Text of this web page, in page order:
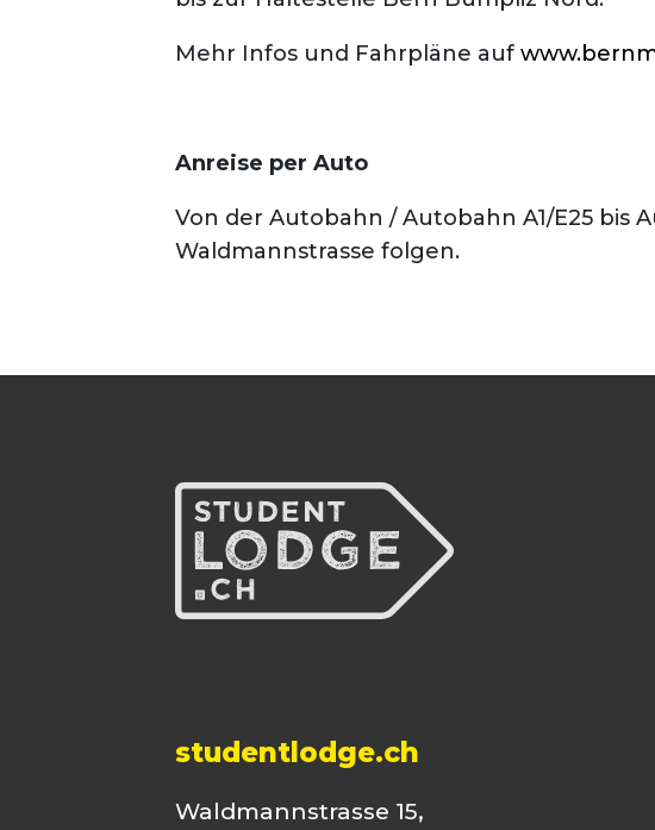
Mehr Infos und Fahrpläne auf
Anreise per Auto
Von der Autobahn / Autobahn A1/E25 bis
Waldmannstrasse folgen.
studentlodge.ch
Waldmannstrasse 15,